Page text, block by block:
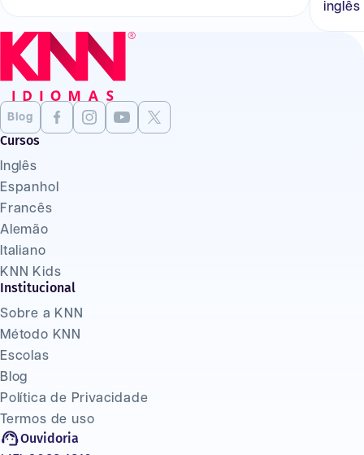
inglês
Blog
Cursos
Inglês
Espanhol
Francês
Alemão
Italiano
KNN Kids
Institucional
Sobre a KNN
Método KNN
Escolas
Blog
Política de Privacidade
Termos de uso
Ouvidoria